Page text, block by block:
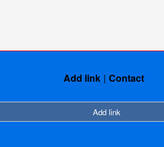
Add link Contact
Add link